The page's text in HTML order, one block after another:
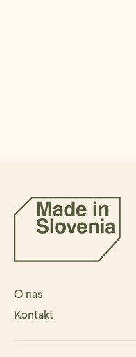
O nas
Kontakt